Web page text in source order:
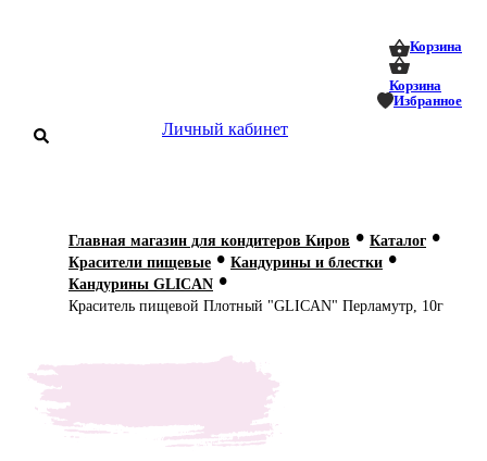
Корзина
Корзина
Избранное
Личный кабинет
О нас
Главная магазин для кондитеров Киров • Каталог •
Красители пищевые • Кандурины и блестки •
Кандурины GLICAN •
Краситель пищевой Плотный "GLICAN" Перламутр, 10г